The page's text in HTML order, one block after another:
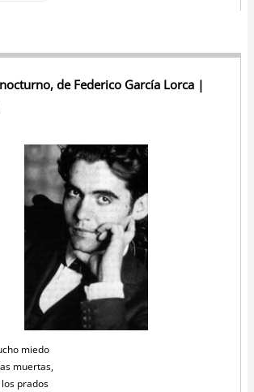
de Federico García Lorca |
miedo
muertas,
prados